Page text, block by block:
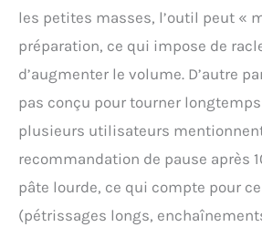
les petites masses, l’outil peut «
préparation, ce qui impose de
d’augmenter le volume. D’autre
pas conçu pour tourner
plusieurs utilisateurs
recommandation de pause après
pâte lourde, ce qui compte pour
(pétrissages longs,